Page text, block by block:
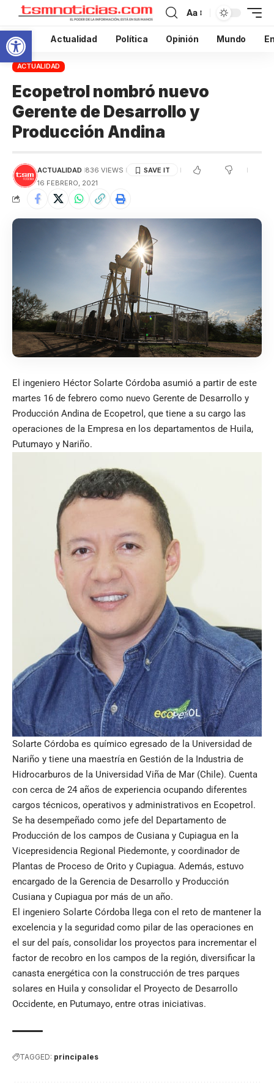
Abrir barra de herramientas
Aa
Inicio Actualidad Política Opinión Mundo
ACTUALIDAD
Ecopetrol nombró nuevo
Gerente de Desarrollo y
Producción Andina
ACTUALIDAD 836 VIEWS
16 FEBRERO, 2021
El ingeniero Héctor Solarte Córdoba asumió a partir de este
martes 16 de febrero como nuevo Gerente de Desarrollo y
Producción Andina de Ecopetrol, que tiene a su cargo las
operaciones de la Empresa en los departamentos de Huila,
Putumayo y Nariño.
Solarte Córdoba es químico egresado de la Universidad de
Nariño y tiene una maestría en Gestión de la Industria de
Hidrocarburos de la Universidad Viña de Mar (Chile). Cuenta
con cerca de 24 años de experiencia ocupando diferentes
cargos técnicos, operativos y administrativos en Ecopetrol.
Se ha desempeñado como jefe del Departamento de
Producción de los campos de Cusiana y Cupiagua en la
Vicepresidencia Regional Piedemonte, y coordinador de
Plantas de Proceso de Orito y Cupiagua. Además, estuvo
encargado de la Gerencia de Desarrollo y Producción
Cusiana y Cupiagua por más de un año.
El ingeniero Solarte Córdoba llega con el reto de mantener la
excelencia y la seguridad como pilar de las operaciones en
el sur del país, consolidar los proyectos para incrementar el
factor de recobro en los campos de la región, diversificar la
canasta energética con la construcción de tres parques
solares en Huila y consolidar el Proyecto de Desarrollo
Occidente, en Putumayo, entre otras iniciativas.
TAGGED: principales